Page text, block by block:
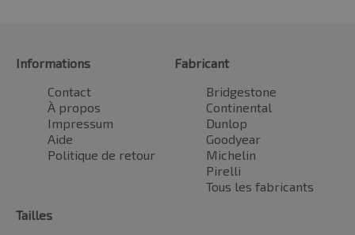
Informations
Contact
À propos
Impressum
Aide
Politique de retour
Fabricant
Bridgestone
Continental
Dunlop
Goodyear
Michelin
Pirelli
Tous les fabricants
Tailles